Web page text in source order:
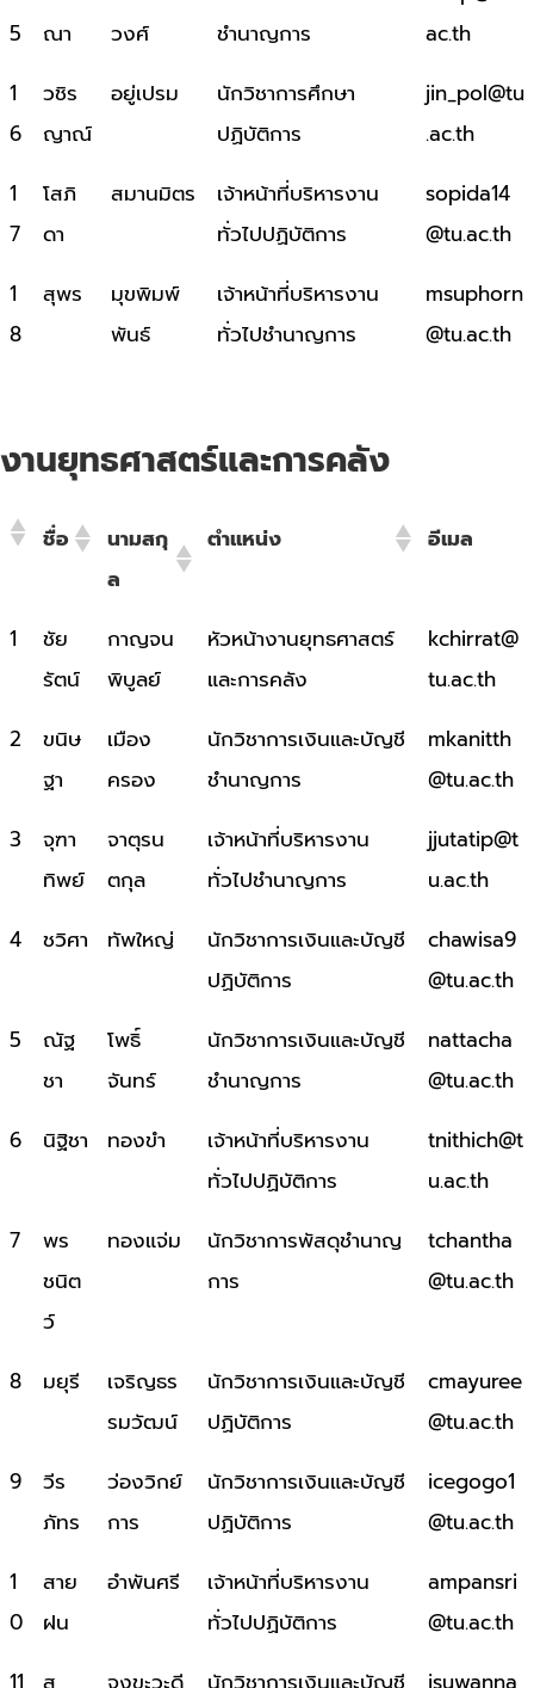
5
ณา
วงศ์
ชำนาญการ
ac.th
1
6
วชิร
ญาณ์
อยู่เปรม
นักวิชาการศึกษา
ปฏิบัติการ
jin_pol@tu
.ac.th
1
7
โสภิ
ดา
สมานมิตร
เจ้าหน้าที่บริหารงาน
ทั่วไปปฏิบัติการ
sopida14
@tu.ac.th
1
8
สุพร
มุขพิมพ์
พันธ์
เจ้าหน้าที่บริหารงาน
ทั่วไปชำนาญการ
msuphorn
@tu.ac.th
งานยุทธศาสตร์และการคลัง
ชื่อ
นามสกุ
ล
ตำแหน่ง อีเมล
ชื่อ
นามสกุ
ล
ตำแหน่ง อีเมล
1
ชัย
รัตน์
กาญจน
พิบูลย์
หัวหน้างานยุทธศาสตร์
และการคลัง
kchirrat@
tu.ac.th
2
ขนิษ
ฐา
เมือง
ครอง
นักวิชาการเงินและบัญชี
ชำนาญการ
mkanitth
@tu.ac.th
3
จุฑา
ทิพย์
จาตุรน
ตกุล
เจ้าหน้าที่บริหารงาน
ทั่วไปชำนาญการ
jjutatip@t
u.ac.th
4
ชวิศา ทัพใหญ่
นักวิชาการเงินและบัญชี
ปฏิบัติการ
chawisa9
@tu.ac.th
5
ณัฐ
ชา
โพธิ์
จันทร์
นักวิชาการเงินและบัญชี
ชำนาญการ
nattacha
@tu.ac.th
6
นิฐิชา ทองขำ
เจ้าหน้าที่บริหารงาน
ทั่วไปปฏิบัติการ
tnithich@t
u.ac.th
7
พร
ชนิต
ว์
ทองแจ่ม
นักวิชาการพัสดุชำนาญ
การ
tchantha
@tu.ac.th
8 มยุรี
เจริญธร
รมวัฒน์
นักวิชาการเงินและบัญชี
ปฏิบัติการ
cmayuree
@tu.ac.th
9
วีร
ภัทร
ว่องวิกย์
การ
นักวิชาการเงินและบัญชี
ปฏิบัติการ
icegogo1
@tu.ac.th
1
0
สาย
ฝน
อำพันศรี
เจ้าหน้าที่บริหารงาน
ทั่วไปปฏิบัติการ
ampansri
@tu.ac.th